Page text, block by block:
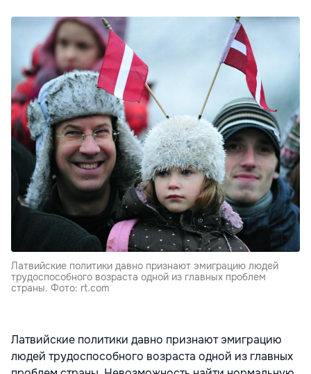
Латвийские политики давно признают эмиграцию людей
трудоспособного возраста одной из главных проблем
страны. Фото: rt.com
Латвийские политики давно признают эмиграцию
людей трудоспособного возраста одной из главных